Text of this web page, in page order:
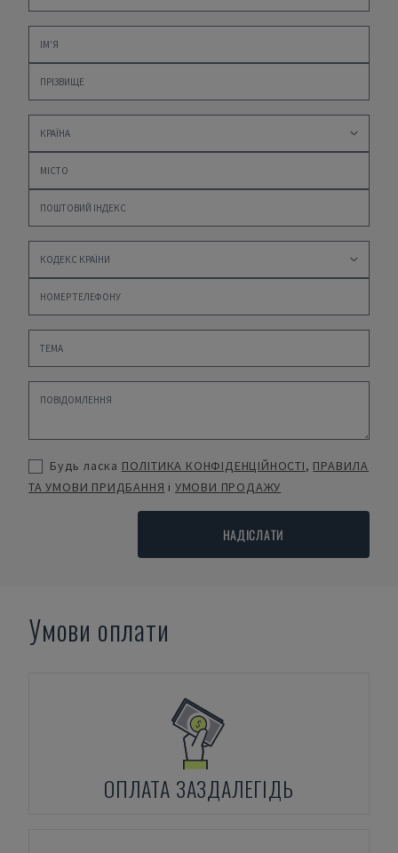
Будь ласка ПОЛІТИКА КОНФІДЕНЦІЙНОСТІ, ПРАВИЛА
ТА УМОВИ ПРИДБАННЯ і УМОВИ ПРОДАЖУ
НАДІСЛАТИ
Умови оплати
ОПЛАТА ЗАЗДАЛЕГІДЬ